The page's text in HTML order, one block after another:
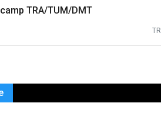
TRA/TUM/DMT
TR